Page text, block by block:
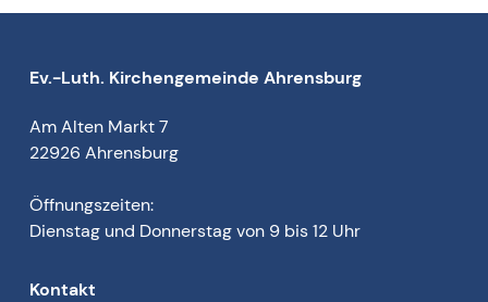
Ev.-Luth. Kirchengemeinde Ahrensburg
Am Alten Markt 7
22926 Ahrensburg
Öffnungszeiten:
Dienstag und Donnerstag von 9 bis 12 Uhr
Kontakt